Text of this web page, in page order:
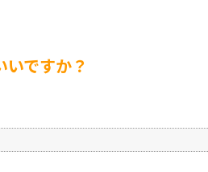
ですか？